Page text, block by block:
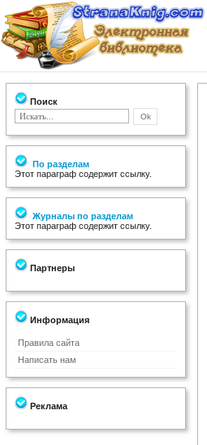
Поиск
По разделам
Этот параграф содержит ссылку.
Журналы по разделам
Этот параграф содержит ссылку.
Партнеры
Информация
Правила сайта
Написать нам
Реклама